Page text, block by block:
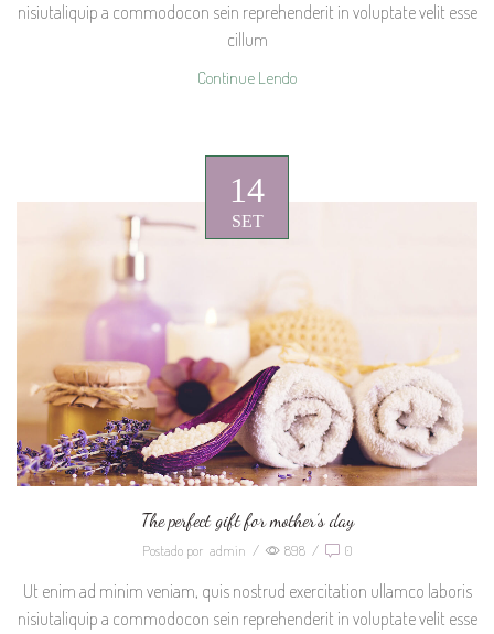
nisiutaliquip a commodocon sein reprehenderit in voluptate velit esse
cillum
Continue Lendo
14
SET
The perfect gift for mother’s day
Postado por admin / 898 / 0
Ut enim ad minim veniam, quis nostrud exercitation ullamco laboris
nisiutaliquip a commodocon sein reprehenderit in voluptate velit esse